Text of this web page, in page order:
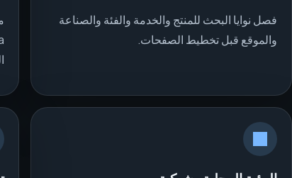
فصل نوايا البحث للمنتج والخدمة والفئة والصناعة
والموقع قبل تخطيط الصفحات.